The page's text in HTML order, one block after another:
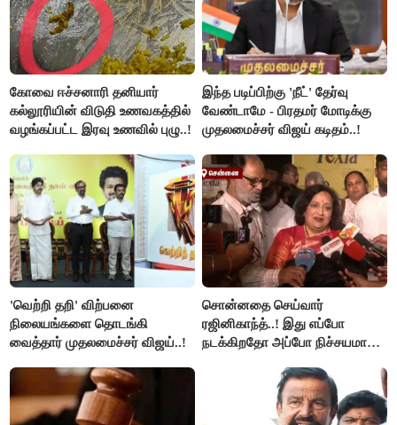
கோவை ஈச்சனாரி தனியார்
கல்லூரியின் விடுதி உணவகத்தில்
வழங்கப்பட்ட இரவு உணவில் புழு..!
இந்த படிப்பிற்கு 'நீட்' தேர்வு
வேண்டாமே - பிரதமர் மோடிக்கு
முதலமைச்சர் விஜய் கடிதம்..!
'வெற்றி தறி' விற்பனை
நிலையங்களை தொடங்கி
வைத்தார் முதலமைச்சர் விஜய்..!
சொன்னதை செய்வார்
ரஜினிகாந்த்..! இது எப்போ
நடக்கிறதோ அப்போ நிச்சயமாக
ரஜினிகாந்த்..!